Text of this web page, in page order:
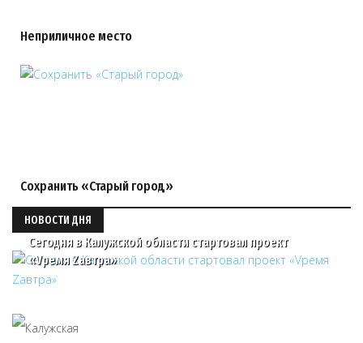
Неприличное место
Сохранить «Старый город»
НОВОСТИ ДНЯ
Сегодня в Калужской области стартовал проект
«Vремя Zавтра»